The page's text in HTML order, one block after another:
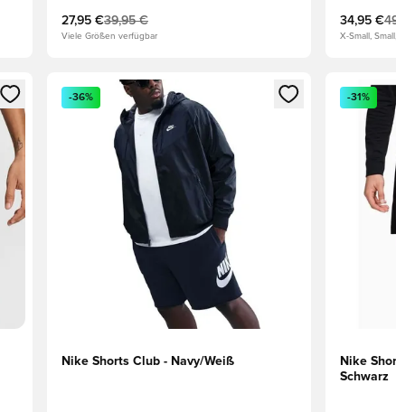
27,95 €39,95 €
Viele Größen verfügbar
34,95 €
X-Small,
oder Registrieren als Mitglied
Öffnet ein neues Fenster zum Anmelden oder
-36%
Nike Shorts Club - Navy/Weiß
Öffnet
-31%
Nike
Schwarz